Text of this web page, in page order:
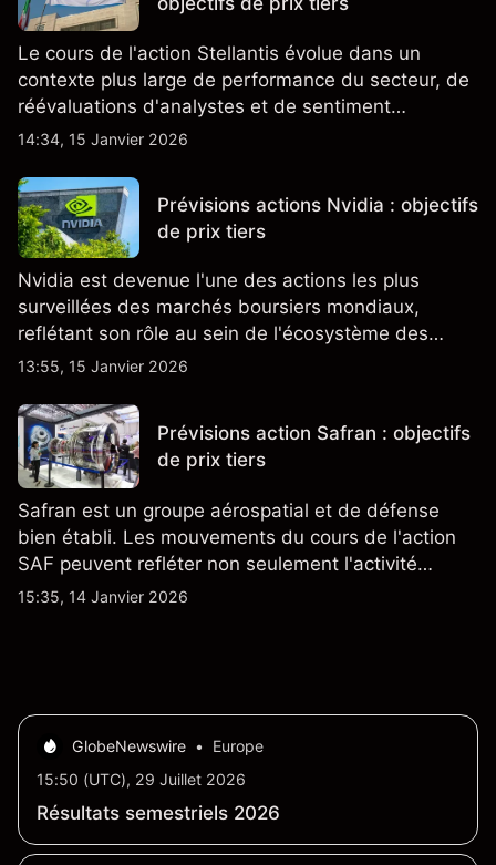
Le cours de l'action Stellantis évolue dans un
contexte plus large de performance du secteur, de
réévaluations d'analystes et de sentiment
changeant, qui ensemble aident à comprendre
14:34, 15 Janvier 2026
Prévisions actions Nvidia : objectifs
de prix tiers
Nvidia est devenue l'une des actions les plus
surveillées des marchés boursiers mondiaux,
reflétant son rôle au sein de l'écosystème des
semi-conducteurs et de l'IA.
13:55, 15 Janvier 2026
Prévisions action Safran : objectifs
de prix tiers
Safran est un groupe aérospatial et de défense
bien établi. Les mouvements du cours de l'action
SAF peuvent refléter non seulement l'activité
quotidienne du marché, mais aussi la position de
15:35, 14 Janvier 2026
GlobeNewswire •
Europe
15:50 (UTC), 29 Juillet 2026
Résultats semestriels 2026